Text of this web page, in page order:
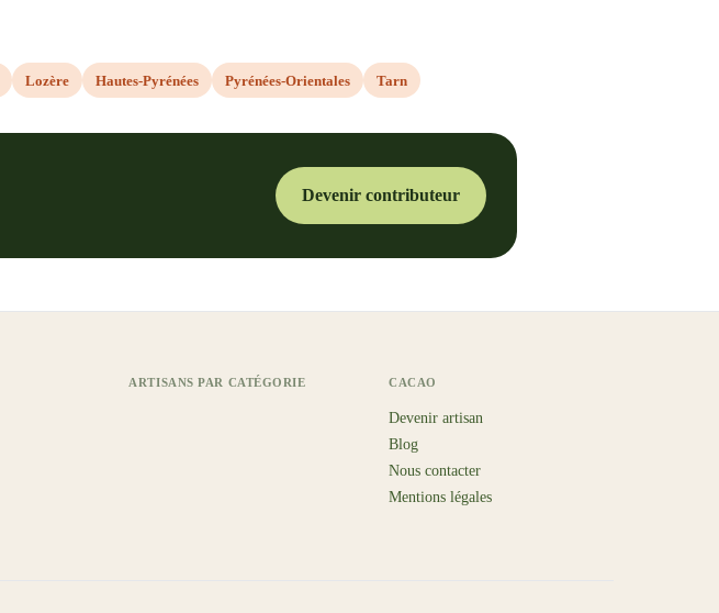
Lozère Hautes-Pyrénées Pyrénées-Orientales Tarn
Devenir contributeur
ARTISANS PAR CATÉGORIE CACAO
Devenir artisan
Blog
Nous contacter
Mentions légales